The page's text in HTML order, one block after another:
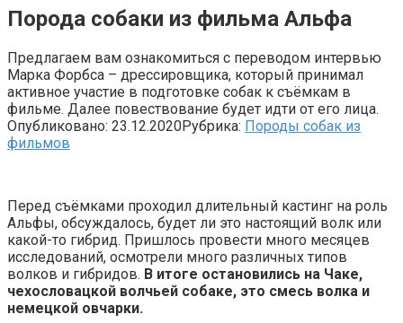
Порода собаки из фильма Альфа
Предлагаем вам ознакомиться с переводом интервью
Марка Форбса – дрессировщика, который принимал
активное участие в подготовке собак к съёмкам в
фильме. Далее повествование будет идти от его лица.
Опубликовано: 23.12.2020Рубрика: Породы собак из
фильмов
Перед съёмками проходил длительный кастинг на роль
Альфы, обсуждалось, будет ли это настоящий волк или
какой-то гибрид. Пришлось провести много месяцев
исследований, осмотрели много различных типов
волков и гибридов. В итоге остановились на Чаке,
чехословацкой волчьей собаке, это смесь волка и
немецкой овчарки.